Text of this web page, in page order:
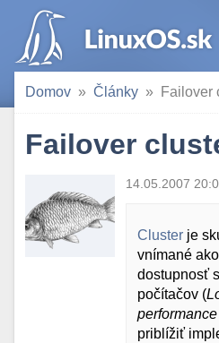
Domov Články Failover
Failover
14.05.2007
Cluster je
vnímané
dostupnosť
počítačov (
priblížiť